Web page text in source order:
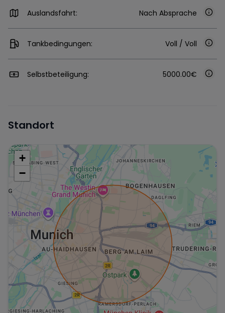
Auslandsfahrt: Nach Absprache
Tankbedingungen: Voll / Voll
Selbstbeteiligung: 5000.00€
Standort
+
−